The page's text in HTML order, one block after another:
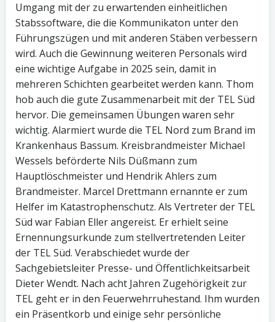
Umgang mit der zu erwartenden einheitlichen
Stabssoftware, die die Kommunikaton unter den
Führungszügen und mit anderen Stäben verbessern
wird. Auch die Gewinnung weiteren Personals wird
eine wichtige Aufgabe in 2025 sein, damit in
mehreren Schichten gearbeitet werden kann. Thom
hob auch die gute Zusammenarbeit mit der TEL Süd
hervor. Die gemeinsamen Übungen waren sehr
wichtig. Alarmiert wurde die TEL Nord zum Brand im
Krankenhaus Bassum. Kreisbrandmeister Michael
Wessels beförderte Nils Düßmann zum
Hauptlöschmeister und Hendrik Ahlers zum
Brandmeister. Marcel Drettmann ernannte er zum
Helfer im Katastrophenschutz. Als Vertreter der TEL
Süd war Fabian Eller angereist. Er erhielt seine
Ernennungsurkunde zum stellvertretenden Leiter
der TEL Süd. Verabschiedet wurde der
Sachgebietsleiter Presse- und Öffentlichkeitsarbeit
Dieter Wendt. Nach acht Jahren Zugehörigkeit zur
TEL geht er in den Feuerwehrruhestand. Ihm wurden
ein Präsentkorb und einige sehr persönliche